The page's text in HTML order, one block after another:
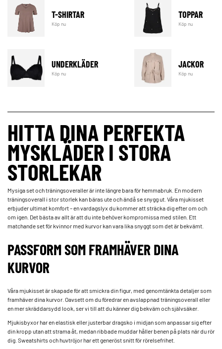
T-SHIRTAR
Köp nu
TOPPAR
Köp nu
UNDERKLÄDER
Köp nu
JACKOR
Köp nu
HITTA DINA PERFEKTA
MYSKLÄDER I STORA
STORLEKAR
Mysiga set och träningsoveraller är inte längre bara för hemmabruk. En modern
träningsoverall i stor storlek kan bäras ute och ändå se snygg ut. Våra mjukisset
erbjuder ultimat komfort – en vardagslyx du kommer att sträcka dig efter om och
om igen. Det bästa av allt är att du inte behöver kompromissa med stilen. Ett
matchande set för kvinnor med kurvor kan vara lika snyggt som det är bekvämt.
PASSFORM SOM FRAMHÄVER DINA
KURVOR
Våra mjukisset är skapade för att smickra din figur, med genomtänkta detaljer som
framhäver dina kurvor. Oavsett om du föredrar en avslappnad träningsoverall eller
en mer skräddarsydd look, ser vi till att du känner dig bekväm och självsäker.
Mjukisbyxor har en elastisk eller justerbar dragsko i midjan som anpassar sig efter
din kropp utan att strama åt, medan ribbade muddar håller benen på plats när du rör
dig. Sweatshirts och huvtröjor har ett generöst snitt för rörelsefrihet.